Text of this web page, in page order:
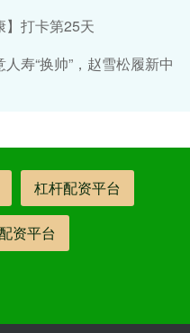
】打卡第25天
寿“换帅”，赵雪松履新中
杠杆配资平台
资平台